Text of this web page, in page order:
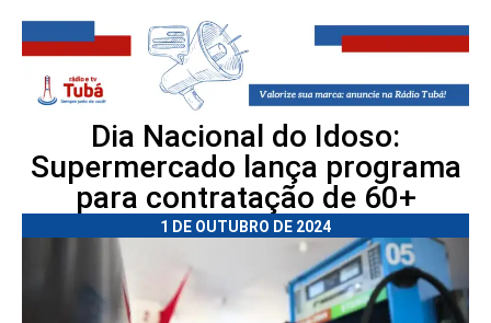
Dia Nacional do Idoso:
Supermercado lança programa
para contratação de 60+
1 DE OUTUBRO DE 2024